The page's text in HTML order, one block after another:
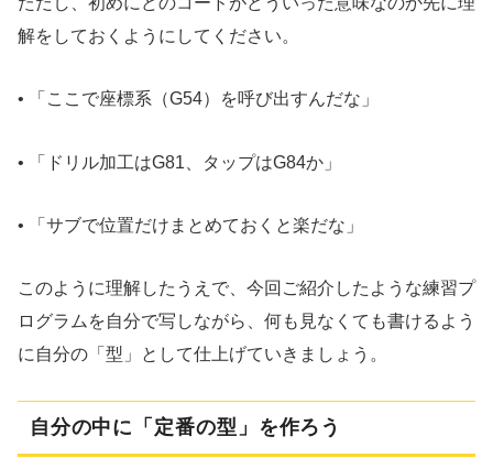
解をしておくようにしてください。
• 「ここで座標系（G54）を呼び出すんだな」
• 「ドリル加工はG81、タップはG84か」
• 「サブで位置だけまとめておくと楽だな」
このように理解したうえで、今回ご紹介したような練習プ
ログラムを自分で写しながら、何も見なくても書けるよう
に自分の「型」として仕上げていきましょう。
自分の中に「定番の型」を作ろう